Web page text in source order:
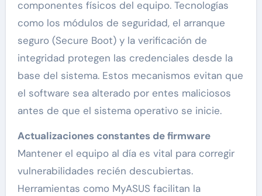
componentes físicos del equipo. Tecnologías
como los módulos de seguridad, el arranque
seguro (Secure Boot) y la verificación de
integridad protegen las credenciales desde la
base del sistema. Estos mecanismos evitan que
el software sea alterado por entes maliciosos
antes de que el sistema operativo se inicie.
Actualizaciones constantes de firmware
Mantener el equipo al día es vital para corregir
vulnerabilidades recién descubiertas.
Herramientas como MyASUS facilitan la